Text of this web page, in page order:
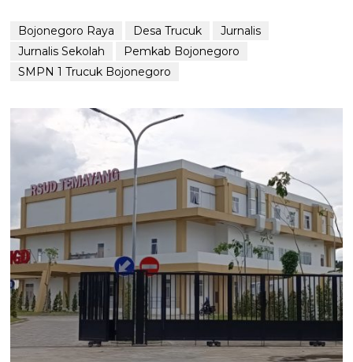
Bojonegoro Raya Desa Trucuk
Jurnalis
Jurnalis Sekolah
Pemkab Bojonegoro
SMPN 1 Trucuk Bojonegoro